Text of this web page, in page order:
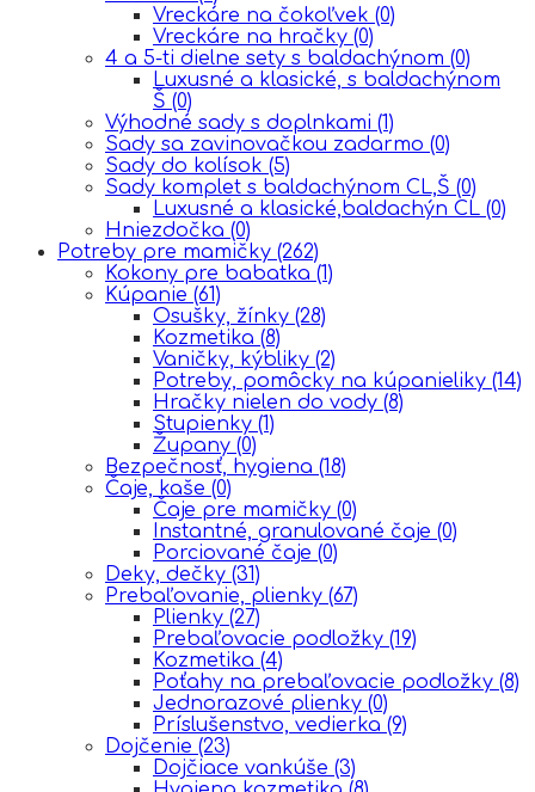
Vreckáre na čokoľvek (0)
Vreckáre na hračky (0)
4 a 5-ti dielne sety s baldachýnom (0)
Luxusné a klasické, s baldachýnom
Š (0)
Výhodné sady s doplnkami (1)
Sady sa zavinovačkou zadarmo (0)
Sady do kolísok (5)
Sady komplet s baldachýnom CL,Š (0)
Luxusné a klasické,baldachýn CL (0)
Hniezdočka (0)
Potreby pre mamičky (262)
Kokony pre babatka (1)
Kúpanie (61)
Osušky, žínky (28)
Kozmetika (8)
Vaničky, kýbliky (2)
Potreby, pomôcky na kúpanieliky (14)
Hračky nielen do vody (8)
Stupienky (1)
Župany (0)
Bezpečnosť, hygiena (18)
Čaje, kaše (0)
Čaje pre mamičky (0)
Instantné, granulované čaje (0)
Porciované čaje (0)
Deky, dečky (31)
Prebaľovanie, plienky (67)
Plienky (27)
Prebaľovacie podložky (19)
Kozmetika (4)
Poťahy na prebaľovacie podložky (8)
Jednorazové plienky (0)
Príslušenstvo, vedierka (9)
Dojčenie (23)
Dojčiace vankúše (3)